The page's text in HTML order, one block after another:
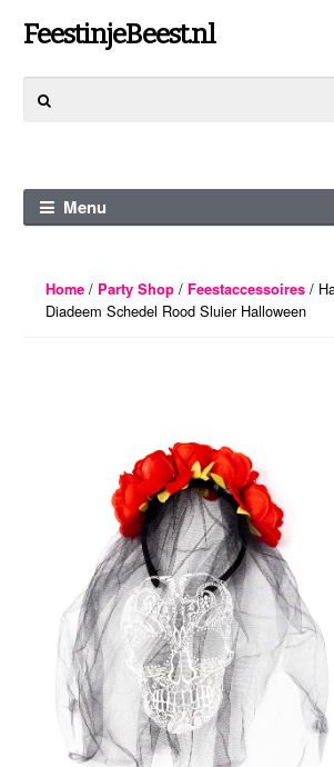
Ga
naar
navigatie
Ga
naar
de
FeestinjeBeest.nl
naar:
Menu
Home/ Party Shop/ Feestaccessoires/
Diadeem Schedel Rood Sluier Halloween